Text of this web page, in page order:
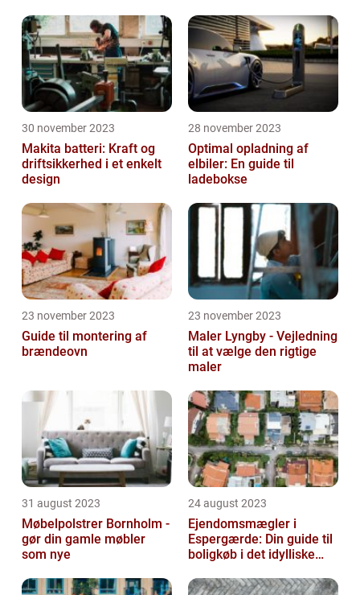
30 november 2023
Makita batteri: Kraft og
driftsikkerhed i et enkelt
design
28 november 2023
Optimal opladning af
elbiler: En guide til
ladebokse
23 november 2023
Guide til montering af
brændeovn
23 november 2023
Maler Lyngby - Vejledning
til at vælge den rigtige
maler
31 august 2023
Møbelpolstrer Bornholm -
gør din gamle møbler
som nye
24 august 2023
Ejendomsmægler i
Espergærde: Din guide til
boligkøb i det idylliske